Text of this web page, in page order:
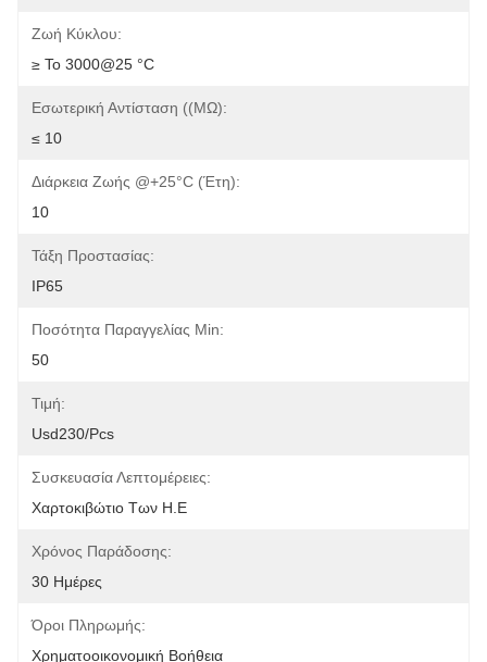
Ζωή Κύκλου:
≥ Το 3000@25 °C
Εσωτερική Αντίσταση ((mΩ):
≤ 10
Διάρκεια Ζωής @+25°C (έτη):
10
Τάξη Προστασίας:
IP65
Ποσότητα Παραγγελίας Min:
50
Τιμή:
Usd230/pcs
Συσκευασία Λεπτομέρειες:
Χαρτοκιβώτιο Των Η.Ε
Χρόνος Παράδοσης:
30 Ημέρες
Όροι Πληρωμής:
Χρηματοοικονομική Βοήθεια